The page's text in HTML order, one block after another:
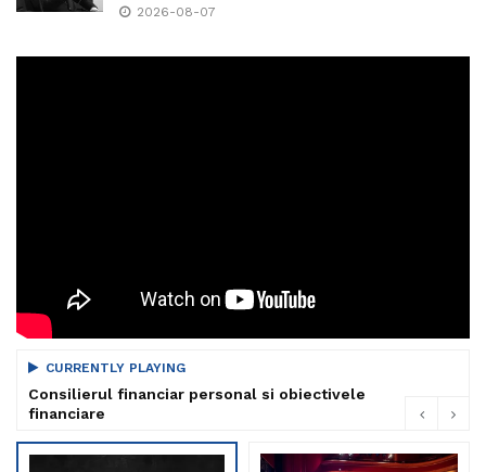
2026-08-07
CURRENTLY PLAYING
Consilierul financiar personal si obiectivele
financiare